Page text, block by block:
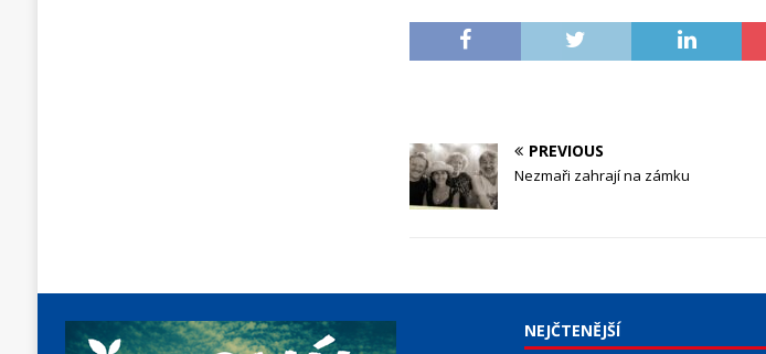
PREVIOUS
Nezmaři zahrají na zámku
NEJČTENĚJŠÍ